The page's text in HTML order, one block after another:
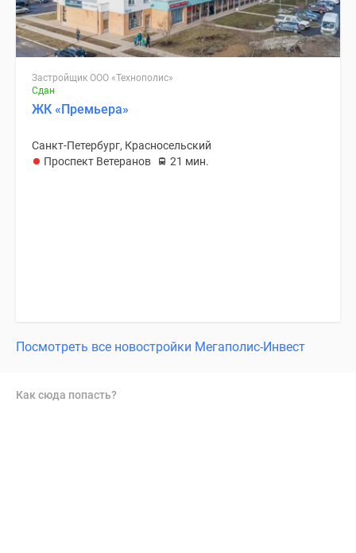
Застройщик ООО «Технополис»
Сдан
ЖК «Премьера»
Санкт-Петербург, Красносельский
Проспект Ветеранов
21 мин.
Посмотреть все новостройки Мегаполис-Инвест
Как сюда попасть?